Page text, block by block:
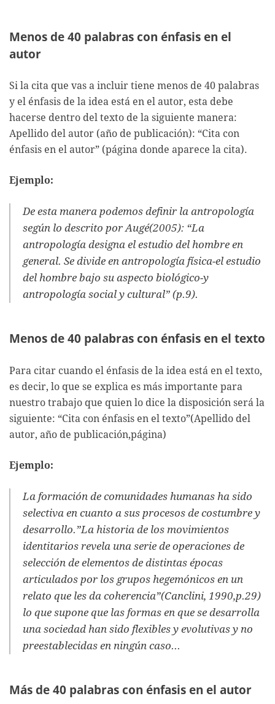
Menos de 40 palabras con énfasis en el
autor
Si la cita que vas a incluir tiene menos de 40 palabras
y el énfasis de la idea está en el autor, esta debe
hacerse dentro del texto de la siguiente manera:
Apellido del autor (año de publicación): “Cita con
énfasis en el autor” (página donde aparece la cita).
Ejemplo:
De esta manera podemos definir la antropología
según lo descrito por Augé(2005): “La
antropología designa el estudio del hombre en
general. Se divide en antropología física-el estudio
del hombre bajo su aspecto biológico-y
antropología social y cultural” (p.9).
Menos de 40 palabras con énfasis en el texto
Para citar cuando el énfasis de la idea está en el texto,
es decir, lo que se explica es más importante para
nuestro trabajo que quien lo dice la disposición será la
siguiente: “Cita con énfasis en el texto”(Apellido del
autor, año de publicación,página)
Ejemplo:
La formación de comunidades humanas ha sido
selectiva en cuanto a sus procesos de costumbre y
desarrollo.”La historia de los movimientos
identitarios revela una serie de operaciones de
selección de elementos de distintas épocas
articulados por los grupos hegemónicos en un
relato que les da coherencia”(Canclini, 1990,p.29)
lo que supone que las formas en que se desarrolla
una sociedad han sido flexibles y evolutivas y no
preestablecidas en ningún caso...
Más de 40 palabras con énfasis en el autor